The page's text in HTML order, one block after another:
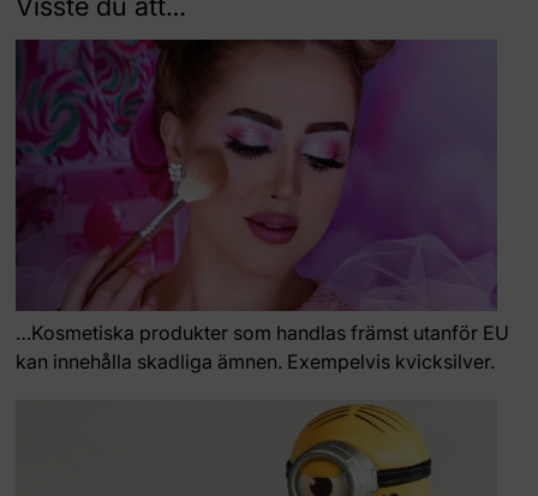
…Kosmetiska produkter som handlas främst utanför EU
kan innehålla skadliga ämnen. Exempelvis kvicksilver.